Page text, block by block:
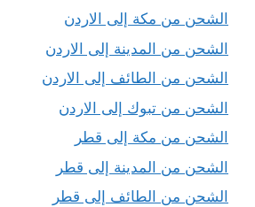
الشحن من مكة إلى الاردن
الشحن من المدينة إلى الاردن
الشحن من الطائف إلى الاردن
الشحن من تبوك إلى الاردن
الشحن من مكة إلى قطر
الشحن من المدينة إلى قطر
الشحن من الطائف إلى قطر